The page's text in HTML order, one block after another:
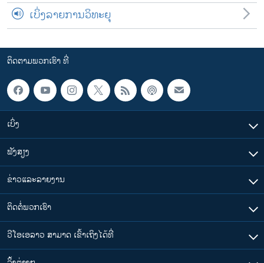
ເບິ່ງລາຍການວິທະຍຸ
ຕິດຕາມພວກເຮົາ ທີ່
ເບິ່ງ
ຟັງສຽງ
ຂ່າວແລະລາຍງານ
ຕິດຕໍ່ພວກເຮົາ
ວີໂອເອລາວ ສາມາດ ເຂົ້າເຖິງໄດ້ທີ່